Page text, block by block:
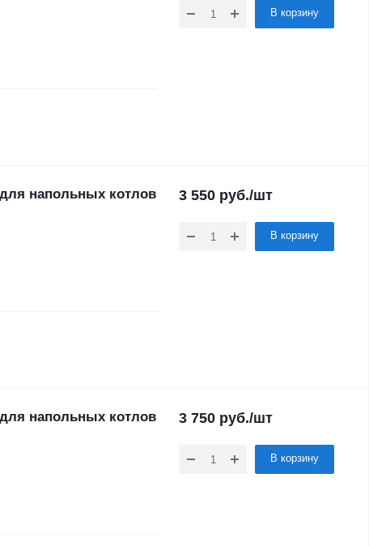
В корзину
напольных котлов
3 550 руб./шт
В корзину
напольных котлов
3 750 руб./шт
В корзину